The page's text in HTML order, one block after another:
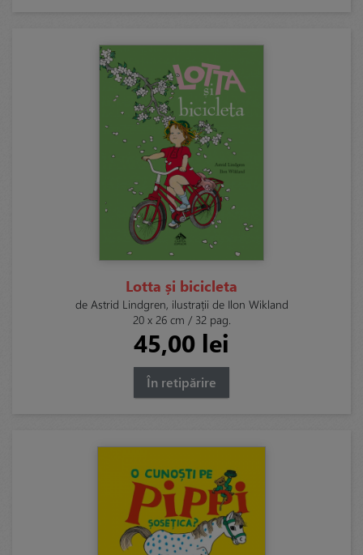
Lotta și bicicleta
de Astrid Lindgren, ilustrații de Ilon Wikland
20 x 26 cm / 32 pag.
45,00 lei
În retipărire